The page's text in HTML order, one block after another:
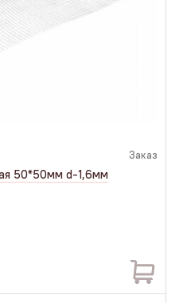
Заказ
50*50мм d-1,6мм